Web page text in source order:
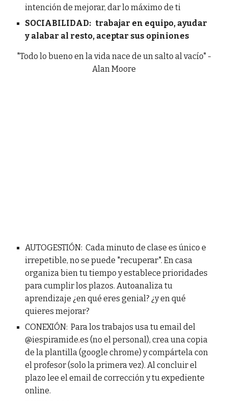
intención de mejorar, dar lo máximo de ti
SOCIABILIDAD: trabajar en equipo, ayudar
y alabar al resto, aceptar sus opiniones
"Todo lo bueno en la vida nace de un salto al vacío" -
Alan Moore
AUTOGESTIÓN: Cada minuto de clase es único e
irrepetible, no se puede "recuperar". En casa
organiza bien tu tiempo y establece prioridades
para cumplir los plazos. Autoanaliza tu
aprendizaje ¿en qué eres genial? ¿y en qué
quieres mejorar?
CONEXIÓN: Para los trabajos usa tu email del
@iespiramide.es (no el personal), crea una copia
de la plantilla (google chrome) y compártela con
el profesor (solo la primera vez). Al concluir el
plazo lee el email de corrección y tu expediente
online.